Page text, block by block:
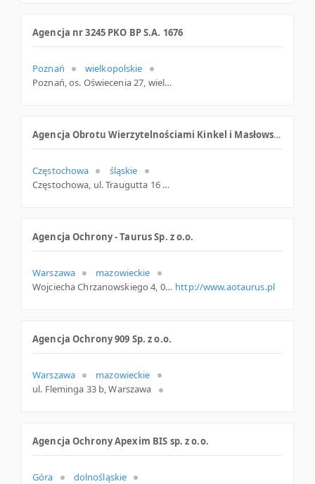
Agencja nr 3245 PKO BP S.A. 1676
Poznań
wielkopolskie
Poznań, os. Oświecenia 27, wielkopolskie
Agencja Obrotu Wierzytelnościami Kinkel i Masłowski sp. z o.o.
Częstochowa
śląskie
Częstochowa, ul. Traugutta 16 b, śląskie
Agencja Ochrony - Taurus Sp. z o.o.
Warszawa
mazowieckie
Wojciecha Chrzanowskiego 4, 04-381 Warszawa http://www.aotaurus.pl
Agencja Ochrony 909 Sp. z o.o.
Warszawa
mazowieckie
ul. Fleminga 33 b, Warszawa
Agencja Ochrony Apexim BIS sp. z o.o.
Góra
dolnośląskie